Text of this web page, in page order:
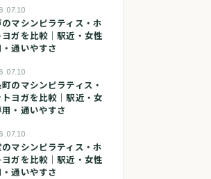
マシンピラティス・ホ
ヨガを比較｜駅近・女性
通いやすさ
のマシンピラティス・
ヨガを比較｜駅近・女
・通いやすさ
マシンピラティス・ホ
ヨガを比較｜駅近・女性
通いやすさ